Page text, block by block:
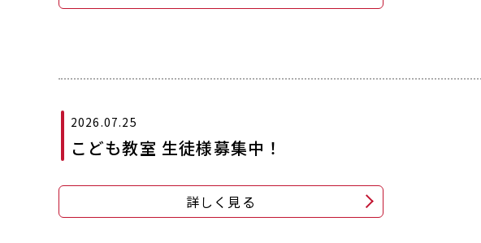
2026.07.25
こども教室 生徒様募集中！
詳しく見る